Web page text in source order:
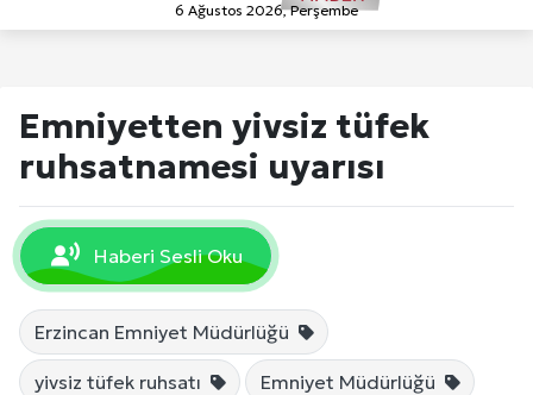
6 Ağustos 2026, Perşembe
Emniyetten yivsiz tüfek
ruhsatnamesi uyarısı
Haberi Sesli Oku
Erzincan Emniyet Müdürlüğü
yivsiz tüfek ruhsatı Emniyet Müdürlüğü